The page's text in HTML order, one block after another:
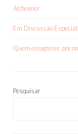
Alzheimer
Em Discussão
Quero emagrecer, por
Pesquisar